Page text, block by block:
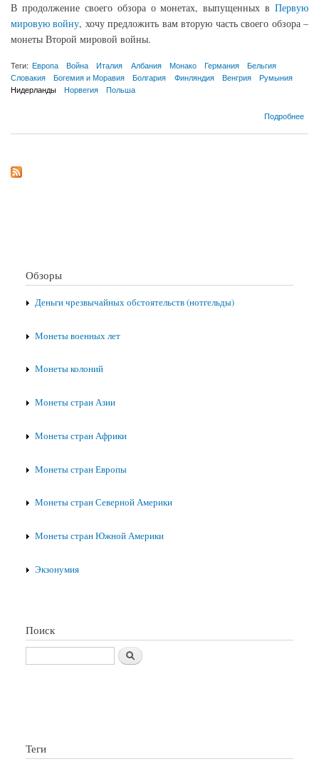
В продолжение своего обзора о монетах, выпущенных в Первую
мировую войну, хочу предложить вам вторую часть своего обзора –
монеты Второй мировой войны.
Теги: Европа Война Италия Албания Монако Германия
Бельгия
Словакия
Богемия и Моравия Болгария Финляндия Венгрия
Румыния
Нидерланды
Норвегия Польша
Подробнее
Обзоры
Деньги чрезвычайных обстоятельств (нотгельды)
Монеты военных лет
Монеты колоний
Монеты стран Азии
Монеты стран Африки
Монеты стран Европы
Монеты стран Северной Америки
Монеты стран Южной Америки
Экзонумия
Поиск
Теги